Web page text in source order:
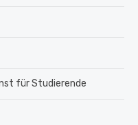
für Studierende